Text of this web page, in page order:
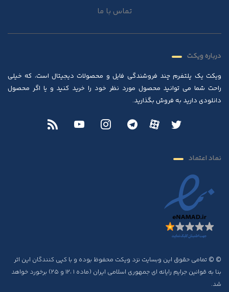
تماس با ما
درباره ویکت
ویکت یک پلتفرم چند فروشندگی فایل و محصولات دیجیتال است، که خیلی
راحت شما می توانید محصول مورد نظر خود را خرید کنید و یا اگر محصول
دانلودی دارید به فروش بگذارید.
نماد اعتماد
© © تمامی حقوق این وبسایت نزد ویکت محفوظ بوده و با کپی کنندگان این اثر
بنا به قوانین جرایم رایانه ای جمهوری اسلامی ایران (ماده ۱ ،۱۲ و ۲۵) برخورد خواهد
شد.